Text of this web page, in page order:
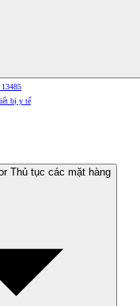
bị y tế
Thủ tục các mặt hàng